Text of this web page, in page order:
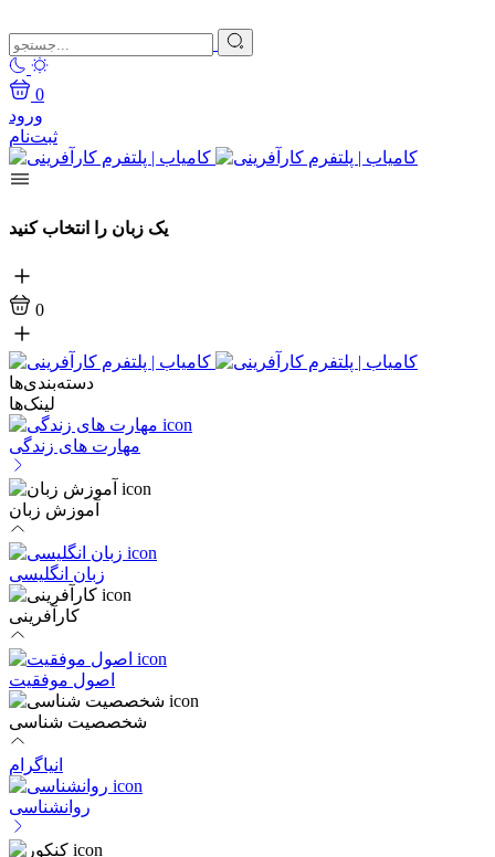
0
ورود
ثبت‌نام
یک زبان را انتخاب کنید
0
دسته‌بندی‌ها
لینک‌ها
مهارت های زندگی
آموزش زبان
زبان انگلیسی
کارآفرینی
اصول موفقیت
شخصصیت شناسی
انیاگرام
روانشناسی